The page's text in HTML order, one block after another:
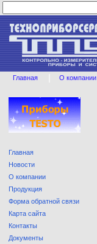
Главная О компании
Главная
Новости
О компании
Продукция
Форма обратной связи
Карта сайта
Контакты
Документы